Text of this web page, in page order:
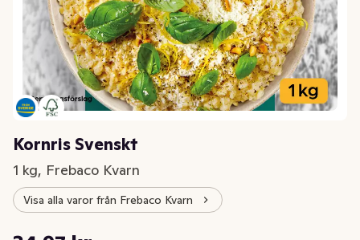
Kornris Svenskt
1 kg, Frebaco Kvarn
Visa alla varor från Frebaco Kvarn
Styckpris: 34,97 kr /kg